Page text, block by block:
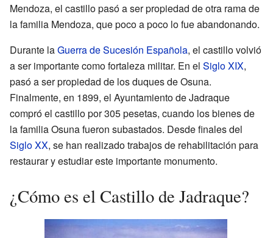
Mendoza, el castillo pasó a ser propiedad de otra rama de
la familia Mendoza, que poco a poco lo fue abandonando.
Durante laGuerra de Sucesión Española, el castillo volvió
a ser importante como fortaleza militar. En el Siglo XIX,
pasó a ser propiedad de los duques de Osuna.
Finalmente, en 1899, el Ayuntamiento de Jadraque
compró el castillo por 305 pesetas, cuando los bienes de
la familia Osuna fueron subastados. Desde finales del
Siglo XX, se han realizado trabajos de rehabilitación para
restaurar y estudiar este importante monumento.
¿Cómo es el Castillo de Jadraque?